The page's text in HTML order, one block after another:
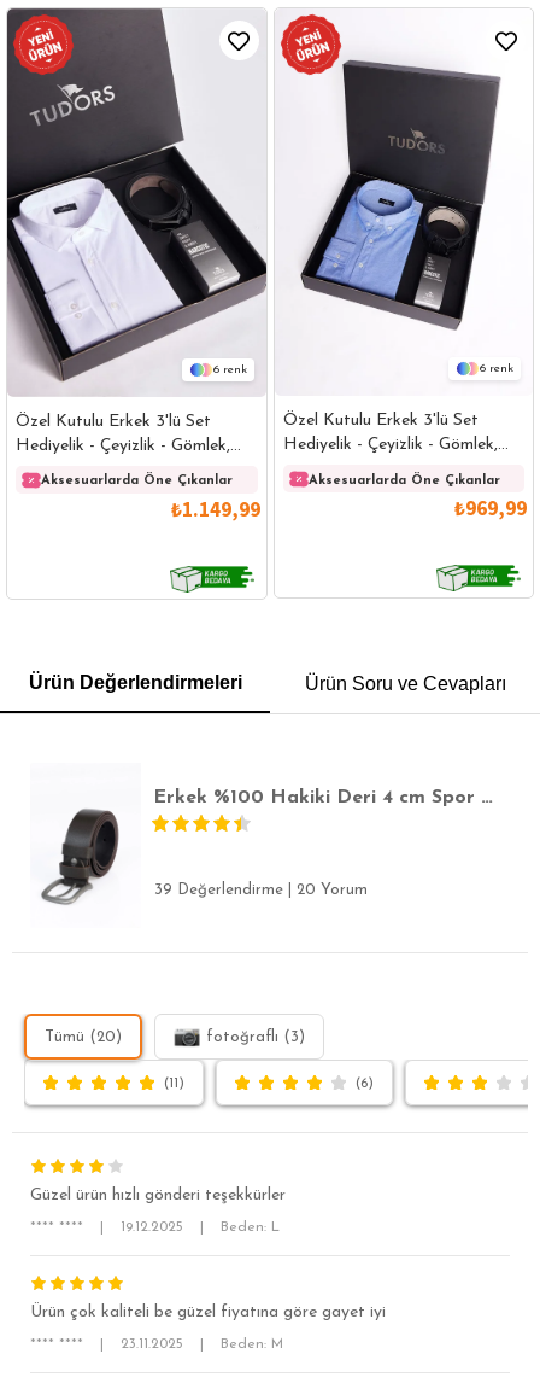
6
Özel Kutulu Erkek 3'lü Set
Hediyelik - Çeyizlik - Gömlek,
Parfüm Ve Kemer Seti
Aksesuarlarda Öne Çıkanlar
₺1.149,99
6
Özel Kutulu Erkek 3'lü Set
Hediyelik - Çeyizlik - Gömlek,
Parfüm Ve Kemer Seti
Aksesuarlarda Öne Çıkanlar
₺969,99
POLO YAKA T-SHIRT KEMER BOXER
SÜPER SLİM FİT
Ürün Değerlendirmeleri Ürün Soru ve Cevapları
Erkek %100 Hakiki Deri 4 cm Spor Kahverengi Kemer
39 Değerlendirme 20 Yorum
Tümü (20) fotoğraflı (3)
(11) (6)
Güzel ürün hızlı gönderi teşekkürler
**** **** 19.12.2025 Beden: L
Ürün çok kaliteli be güzel fiyatına göre gayet iyi
**** **** 23.11.2025 Beden: M